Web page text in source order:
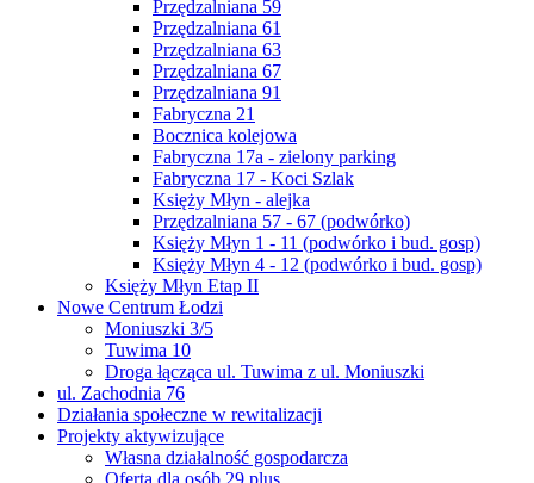
Przędzalniana 59
Przędzalniana 61
Przędzalniana 63
Przędzalniana 67
Przędzalniana 91
Fabryczna 21
Bocznica kolejowa
Fabryczna 17a - zielony parking
Fabryczna 17 - Koci Szlak
Księży Młyn - alejka
Przędzalniana 57 - 67 (podwórko)
Księży Młyn 1 - 11 (podwórko i bud. gosp)
Księży Młyn 4 - 12 (podwórko i bud. gosp)
Księży Młyn Etap II
Nowe Centrum Łodzi
Moniuszki 3/5
Tuwima 10
Droga łącząca ul. Tuwima z ul. Moniuszki
ul. Zachodnia 76
Działania społeczne w rewitalizacji
Projekty aktywizujące
Własna działalność gospodarcza
Oferta dla osób 29 plus